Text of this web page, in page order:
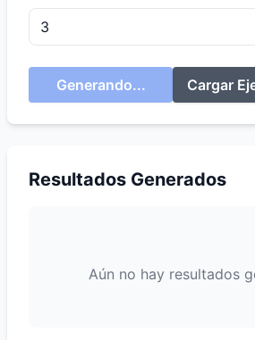
Generando... Cargar
Resultados Generados
Aún no hay resultados